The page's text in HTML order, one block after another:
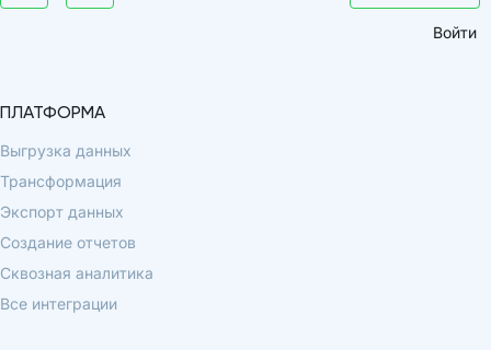
Войти
ПЛАТФОРМА
Выгрузка данных
Трансформация
Экспорт данных
Создание отчетов
Сквозная аналитика
Все интеграции